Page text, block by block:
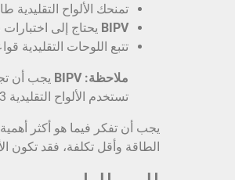
تمنحك الألواح التقليدية
BIPV يحتاج إلى
تتبع اللوحات التقليدية
ملاحظة: BIPV
تستخدم الألواح التقليدية UL 1703 ولها قواعد أسهل.
يجب أن تفكر فيما هو أكثر
الطاقة وأقل تكلفة، فقد تكون